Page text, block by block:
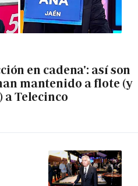
en cadena': así son
mantenido a flote (y
a Telecinco